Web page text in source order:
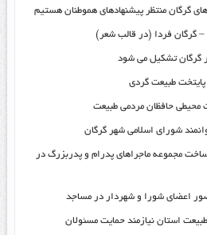
گرگان منتظر پیشنهادهای هموطنان هستیم
– گرگان فردا (در قالب شعر)
گرگان تشکیل می شود
طبیعت گردی
محیطی حافظان مردمی طبیعت
شورای اسلامی شهر گرگان
مجموعه ماجراهای پدرام و پدربزرگ در
اعضای شورا و شهردار در مساجد
استان نیازمند حمایت مسئولان